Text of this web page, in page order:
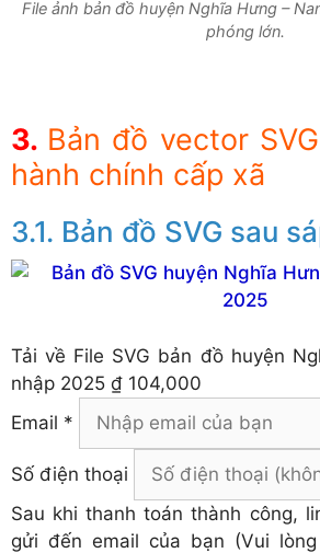
File ảnh bản đồ huyện Nghĩa Hưng –
phóng lớn.
Bản đồ vector
hành chính cấp xã
Bản đồ SVG sau
Tải về File SVG bản đồ huyện
nhập 2025 ₫ 104,000
Email *
Số điện thoại
Sau khi thanh toán thành công,
gửi đến email của bạn (Vui